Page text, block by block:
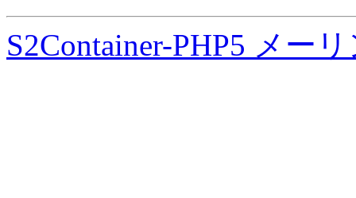
S2Container-PHP5 メー